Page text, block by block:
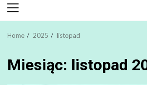
Primary
Menu
Home 2025 listopad
Miesiąc: listopad